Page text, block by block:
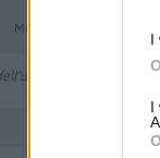
I
I
Margine netto
bilancio